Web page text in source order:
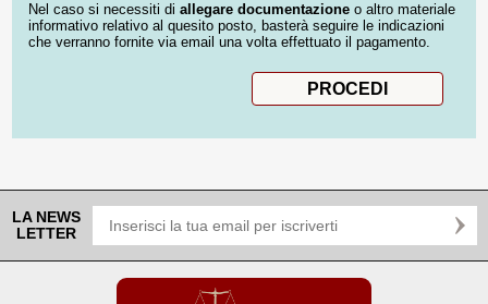
Nel caso si necessiti di allegare documentazione o altro materiale
informativo relativo al quesito posto, basterà seguire le indicazioni
che verranno fornite via email una volta effettuato il pagamento.
LA NEWS
LETTER